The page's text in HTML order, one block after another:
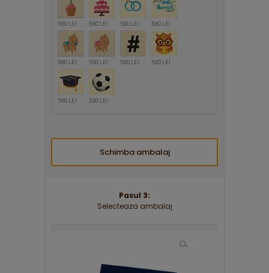
5.60 LEI 5.60 LEI 5.60 LEI 5.60 LEI
5.60 LEI 5.60 LEI 5.60 LEI 5.60 LEI
5.60 LEI 5.60 LEI
Schimba ambalaj
Pasul 3:
Selecteaza ambalaj